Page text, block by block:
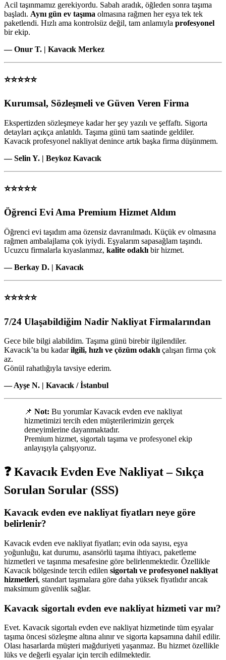
Acil taşınmamız gerekiyordu. Sabah aradık, öğleden sonra taşıma
başladı. Aynı gün ev taşıma olmasına rağmen her eşya tek tek
paketlendi. Hızlı ama kontrolsüz değil, tam anlamıyla profesyonel
bir ekip.
— Onur T. | Kavacık Merkez
⭐⭐⭐⭐⭐
Kurumsal, Sözleşmeli ve Güven Veren Firma
Ekspertizden sözleşmeye kadar her şey yazılı ve şeffaftı. Sigorta
detayları açıkça anlatıldı. Taşıma günü tam saatinde geldiler.
Kavacık profesyonel nakliyat denince artık başka firma düşünmem.
— Selin Y. | Beykoz Kavacık
⭐⭐⭐⭐⭐
Öğrenci Evi Ama Premium Hizmet Aldım
Öğrenci evi taşıdım ama özensiz davranılmadı. Küçük ev olmasına
rağmen ambalajlama çok iyiydi. Eşyalarım sapasağlam taşındı.
Ucuzcu firmalarla kıyaslanmaz, kalite odaklı bir hizmet.
— Berkay D. | Kavacık
⭐⭐⭐⭐⭐
7/24 Ulaşabildiğim Nadir Nakliyat Firmalarından
Gece bile bilgi alabildim. Taşıma günü birebir ilgilendiler.
Kavacık’ta bu kadarilgili, hızlı ve çözüm odaklı çalışan firma çok
az.
Gönül rahatlığıyla tavsiye ederim.
— Ayşe N. | Kavacık / İstanbul
📌 Not: Bu yorumlar Kavacık evden eve nakliyat
hizmetimizi tercih eden müşterilerimizin gerçek
deneyimlerine dayanmaktadır.
Premium hizmet, sigortalı taşıma ve profesyonel ekip
anlayışıyla çalışıyoruz.
❓ Kavacık Evden Eve Nakliyat – Sıkça
Sorulan Sorular (SSS)
Kavacık evden eve nakliyat fiyatları neye göre
belirlenir?
Kavacık evden eve nakliyat fiyatları; evin oda sayısı, eşya
yoğunluğu, kat durumu, asansörlü taşıma ihtiyacı, paketleme
hizmetleri ve taşınma mesafesine göre belirlenmektedir. Özellikle
Kavacık bölgesinde tercih edilen sigortalı ve profesyonel nakliyat
hizmetleri, standart taşımalara göre daha yüksek fiyatlıdır ancak
maksimum güvenlik sağlar.
Kavacık sigortalı evden eve nakliyat hizmeti var mı?
Evet. Kavacık sigortalı evden eve nakliyat hizmetinde tüm eşyalar
taşıma öncesi sözleşme altına alınır ve sigorta kapsamına dahil edilir.
Olası hasarlarda müşteri mağduriyeti yaşanmaz. Bu hizmet özellikle
lüks ve değerli eşyalar için tercih edilmektedir.